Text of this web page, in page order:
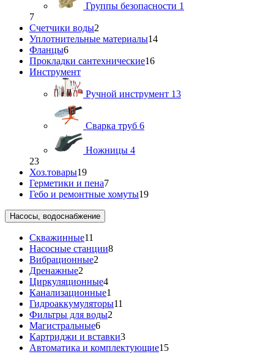
Группы безопасности 1
7
Счетчики воды2
Уплотнительные материалы14
Фланцы6
Прокладки сантехнические16
Инструмент
Ручной инструмент 13
Сварка труб 6
Ножницы 4
23
Хоз.товары19
Герметики и пена7
Гебо и ремонтные хомуты19
Насосы, водоснабжение
Скважинные11
Насосные станции8
Вибрационные2
Дренажные2
Циркуляционные4
Канализационные1
Гидроаккумуляторы11
Фильтры для воды2
Магистральные6
Картриджи и вставки3
Автоматика и комплектующие15